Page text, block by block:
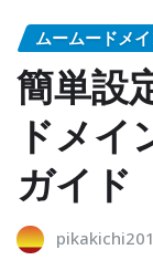
ムームードメ
簡単設
ドメ
ガイド